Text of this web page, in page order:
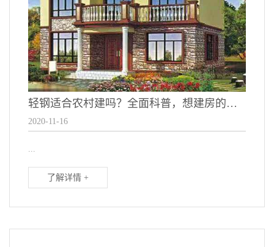
轻钢适合农村建吗？全面科普，想建房的认真看一看！
2020-11-16
了解详情 +